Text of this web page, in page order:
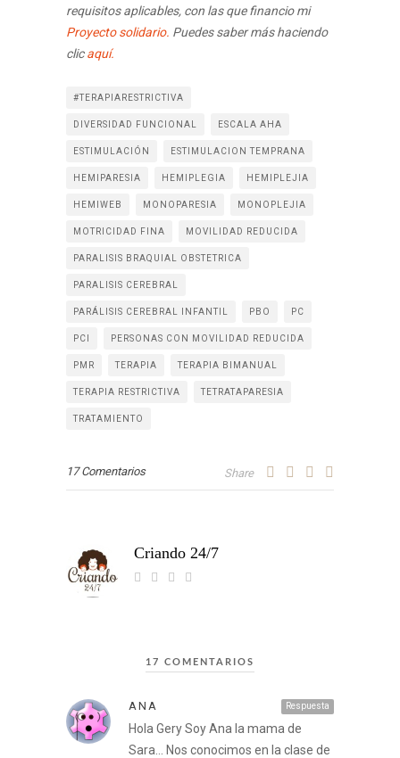
requisitos aplicables, con las que financio mi
Proyecto solidario. Puedes saber más haciendo
clicaquí.
#TERAPIARESTRICTIVA
DIVERSIDAD FUNCIONAL ESCALA AHA
ESTIMULACIÓN ESTIMULACION TEMPRANA
HEMIPARESIA HEMIPLEGIA HEMIPLEJIA
HEMIWEB MONOPARESIA MONOPLEJIA
MOTRICIDAD FINA MOVILIDAD REDUCIDA
PARALISIS BRAQUIAL OBSTETRICA
PARALISIS CEREBRAL
PARÁLISIS CEREBRAL INFANTIL PBO PC
PCI PERSONAS CON MOVILIDAD REDUCIDA
PMR TERAPIA TERAPIA BIMANUAL
TERAPIA RESTRICTIVA TETRATAPARESIA
TRATAMIENTO
17 Comentarios Share
Criando 24/7
17 COMENTARIOS
Respuesta
ANA
Hola Gery Soy Ana la mama de
Sara… Nos conocimos en la clase de